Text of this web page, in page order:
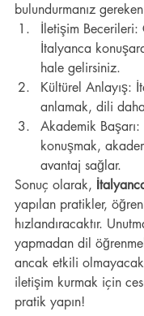
bulundurmanız
İletişim Becerileri:
İtalyanca
hale gelirsiniz.
Kültürel Anlayış:
anlamak, dili
Akademik
konuşmak,
avantaj sağlar.
Sonuç olarak,
yapılan pratikler,
hızlandıracaktır.
yapmadan dil
ancak etkili
iletişim kurmak için
pratik yapın!